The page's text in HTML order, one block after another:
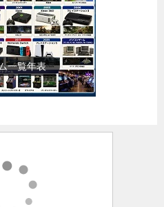
一覧年表